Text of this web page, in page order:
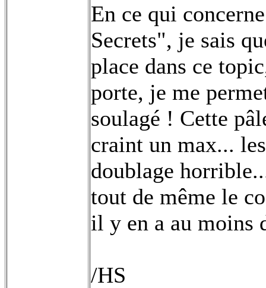
En ce qui
Secrets", je sais
place dans ce
porte, je me
soulagé ! Cette
craint un max...
doublage
tout de même le
il y en a au moins
/HS